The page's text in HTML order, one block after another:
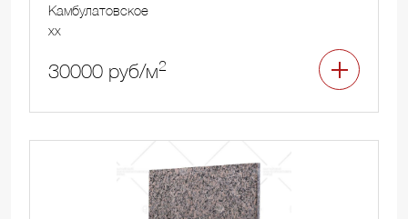
Камбулатовское
xx
30000 руб/м2